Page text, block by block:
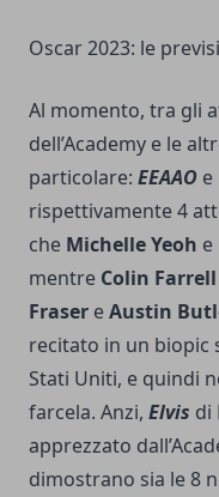
Oscar 2023: le
Al momento, tra gli
dell’Academy e le
particolare: EEAAO e
rispettivamente 4
che Michelle Yeoh e
mentre Colin Farrell
Fraser eAustin
recitato in un biopic
Stati Uniti, e quindi
farcela. Anzi, Elvis di
apprezzato
dimostrano sia le 8